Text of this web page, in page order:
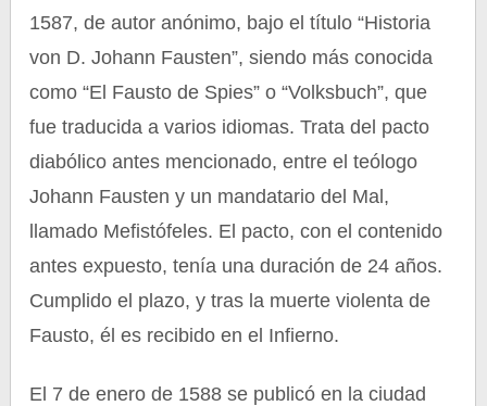
1587, de autor anónimo, bajo el título “Historia
von D. Johann Fausten”, siendo más conocida
como “El Fausto de Spies” o “Volksbuch”, que
fue traducida a varios idiomas. Trata del pacto
diabólico antes mencionado, entre el teólogo
Johann Fausten y un mandatario del Mal,
llamado Mefistófeles. El pacto, con el contenido
antes expuesto, tenía una duración de 24 años.
Cumplido el plazo, y tras la muerte violenta de
Fausto, él es recibido en el Infierno.
El 7 de enero de 1588 se publicó en la ciudad